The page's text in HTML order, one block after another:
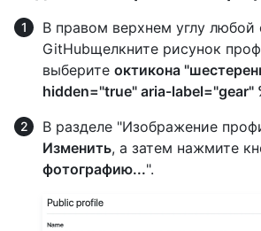
В правом верхнем углу любой
GitHubщелкните рисунок
выберите октикона
hidden="true" aria-label="gear"
В разделе "Изображение
Изменить, а затем нажмите
фотографию...".